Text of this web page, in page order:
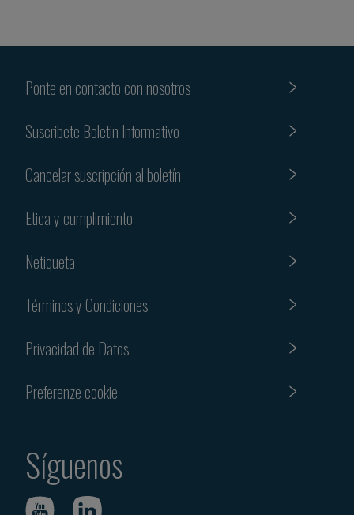
Ponte en contacto con nosotros
Suscribete Boletin Informativo
Cancelar suscripción al boletín
Etica y cumplimiento
Netiqueta
Términos y Condiciones
Privacidad de Datos
Preferenze cookie
Síguenos